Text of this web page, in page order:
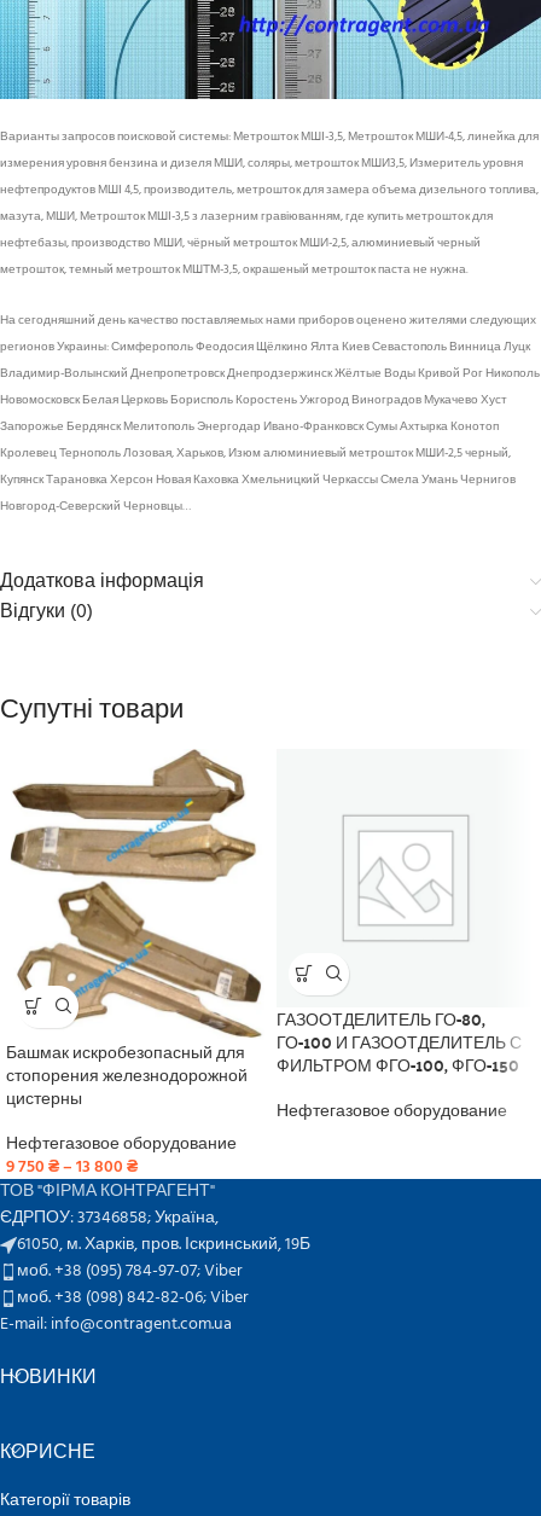
Варианты запросов поисковой системы: Метрошток МШІ-3,5, Метрошток МШИ-4,5, линейка для
измерения уровня бензина и дизеля МШИ, соляры, метрошток МШИ3,5, Измеритель уровня
нефтепродуктов МШІ 4,5, производитель, метрошток для замера объема дизельного топлива,
мазута, МШИ, Метрошток МШІ-3,5 з лазерним гравіюванням, где купить метрошток для
нефтебазы, производство МШИ, чёрный метрошток МШИ-2,5, алюминиевый черный
метрошток, темный метрошток МШТМ-3,5, окрашеный метрошток паста не нужна.
На сегодняшний день качество поставляемых нами приборов оценено жителями следующих
регионов Украины: Симферополь Феодосия Щёлкино Ялта Киев Севастополь Винница Луцк
Владимир-Волынский Днепропетровск Днепродзержинск Жёлтые Воды Кривой Рог Никополь
Новомосковск Белая Церковь Борисполь Коростень Ужгород Виноградов Мукачево Хуст
Запорожье Бердянск Мелитополь Энергодар Ивано-Франковск Сумы Ахтырка Конотоп
Кролевец Тернополь Лозовая, Харьков, Изюм алюминиевый метрошток МШИ-2,5 черный,
Купянск Тарановка Херсон Новая Каховка Хмельницкий Черкассы Смела Умань Чернигов
Новгород-Северский Черновцы…
Додаткова інформація
Відгуки (0)
Супутні товари
Башмак искробезопасный для
стопорения железнодорожной
цистерны
Нефтегазовое оборудование
9 750₴–13 800₴
ГАЗООТДЕЛИТЕЛЬ ГО-80,
ГО-100 И ГАЗООТДЕЛИТЕЛЬ С
ФИЛЬТРОМ ФГО-100, ФГО-150
Нефтегазовое оборудование
ТОВ "ФІРМА КОНТРАГЕНТ"
ЄДРПОУ: 37346858; Україна,
61050, м. Харків, пров. Іскринський, 19Б
моб. +38 (095) 784-97-07;Viber
моб. +38 (098) 842-82-06;Viber
E-mail: info@contragent.com.ua
НОВИНКИ
КОРИСНЕ
Категорії товарів